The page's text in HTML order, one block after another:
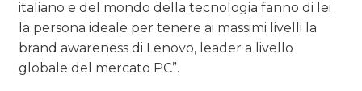
italiano e del mondo della tecnologia fanno di lei
la persona ideale per tenere ai massimi livelli la
brand awareness di Lenovo, leader a livello
globale del mercato PC”.